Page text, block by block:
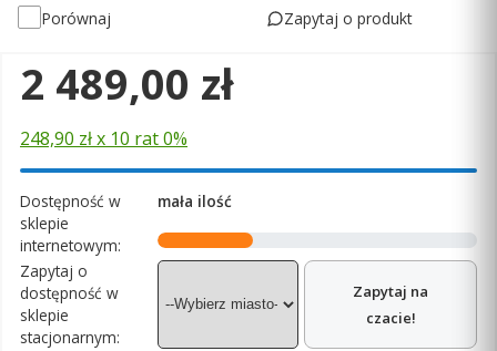
Porównaj Zapytaj o produkt
Cena
2 489,00 zł
248,90 zł x 10 rat 0%
Dostępność w
sklepie
internetowym:
mała ilość
Zapytaj o
dostępność w
sklepie
stacjonarnym:
Zapytaj na
czacie!